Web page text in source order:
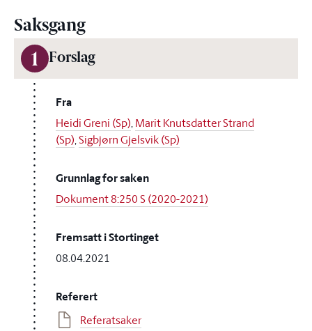
Saksgang
1 Forslag
Fra
Heidi Greni (Sp),Marit Knutsdatter Strand
(Sp),Sigbjørn Gjelsvik (Sp)
Grunnlag for saken
Dokument 8:250 S (2020-2021)
Fremsatt i Stortinget
08.04.2021
Referert
Referatsaker